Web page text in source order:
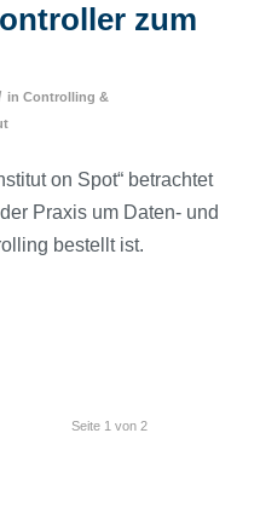
zum
in Controlling &
on Spot“ betrachtet
Praxis um Daten- und
bestellt ist.
Seite 1 von 2